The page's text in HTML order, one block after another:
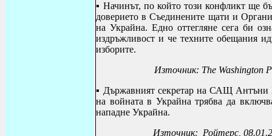
▪Начинът, по който този конфликт ще
доверието в Съединените щати и
на Украйна. Едно оттегляне сега би
издръжливост и че техните обещания
изборите.
Източник: The Washington
▪ Държавният секретар на САЩ Антъни
на войната в Украйна трябва да
нападне Украйна.
Източник: Ройтерс,